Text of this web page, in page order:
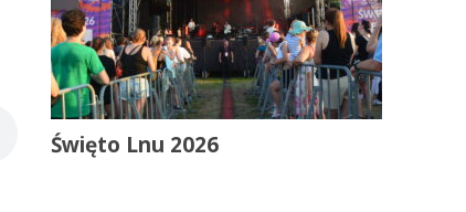
Święto Lnu 2026